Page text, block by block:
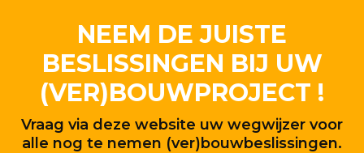
NEEM DE JUISTE
BESLISSINGEN BIJ UW
(VER)BOUWPROJECT !
Vraag via deze website uw wegwijzer voor
alle nog te nemen (ver)bouwbeslissingen.